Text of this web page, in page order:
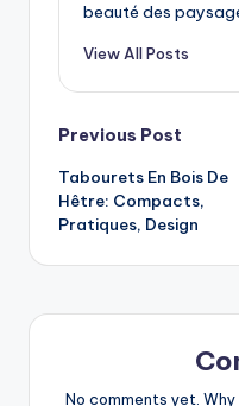
beauté des
View All Posts
Post
navigation
Previous Post
Tabourets En Bois De
Hêtre: Compacts,
Pratiques, Design
No comments yet.